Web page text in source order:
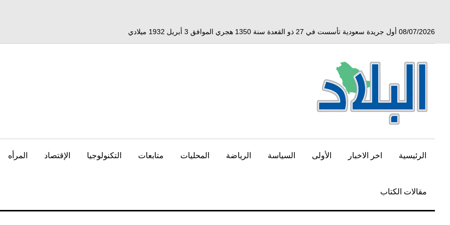
08/07/2026 أول جريدة سعودية تأسست في 27 ذو القعدة سنة 1350 هجري الموافق 3 أبريل 1932 ميلادي
الرئيسية اخر الاخبار الأولى السياسة الرياضة المحليات متابعات التكنولوجيا الإقتصاد المرأه
مقالات الكتاب